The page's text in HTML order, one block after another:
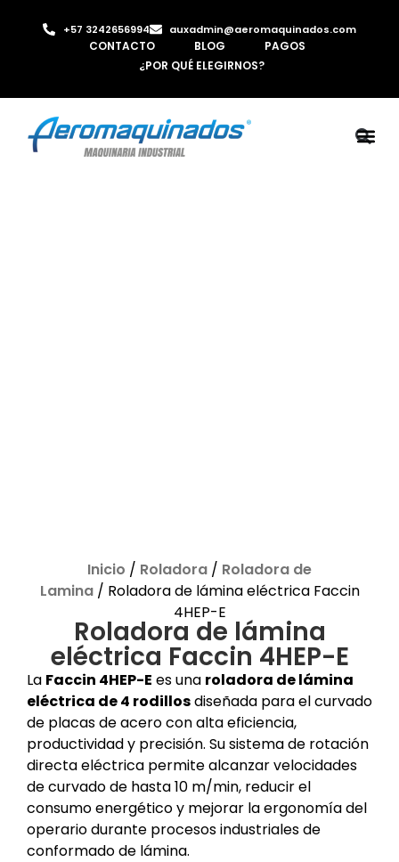
+57 3242656994 auxadmin@aeromaquinados.com
CONTACTO BLOG
PAGOS
¿POR QUÉ ELEGIRNOS?
Inicio / Roladora / Roladora de
Lamina/ Roladora de lámina eléctrica Faccin
4HEP-E
Roladora de lámina
eléctrica Faccin 4HEP-E
La Faccin 4HEP-E es una roladora de lámina
eléctrica de 4 rodillosdiseñada para el curvado
de placas de acero con alta eficiencia,
productividad y precisión. Su sistema de rotación
directa eléctrica permite alcanzar velocidades
de curvado de hasta 10 m/min, reducir el
consumo energético y mejorar la ergonomía del
operario durante procesos industriales de
conformado de lámina.